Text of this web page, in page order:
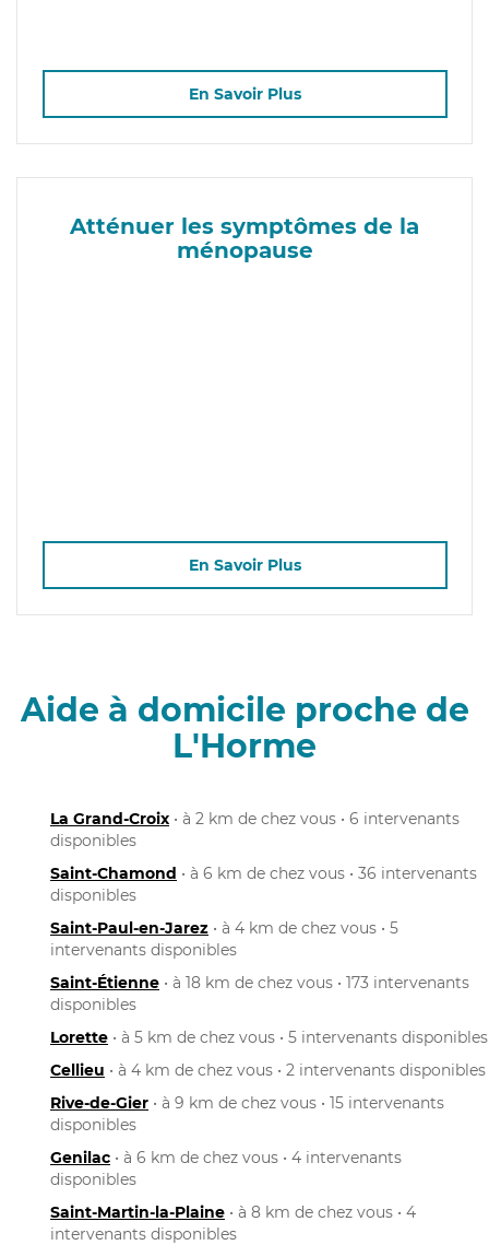
En Savoir Plus
Atténuer les symptômes de la
ménopause
En Savoir Plus
Aide à domicile proche de
L'Horme
La Grand-Croix • à 2 km de chez vous • 6 intervenants
disponibles
Saint-Chamond • à 6 km de chez vous • 36 intervenants
disponibles
Saint-Paul-en-Jarez • à 4 km de chez vous • 5
intervenants disponibles
Saint-Étienne • à 18 km de chez vous • 173 intervenants
disponibles
Lorette • à 5 km de chez vous • 5 intervenants disponibles
Cellieu • à 4 km de chez vous • 2 intervenants disponibles
Rive-de-Gier • à 9 km de chez vous • 15 intervenants
disponibles
Genilac • à 6 km de chez vous • 4 intervenants
disponibles
Saint-Martin-la-Plaine • à 8 km de chez vous • 4
intervenants disponibles